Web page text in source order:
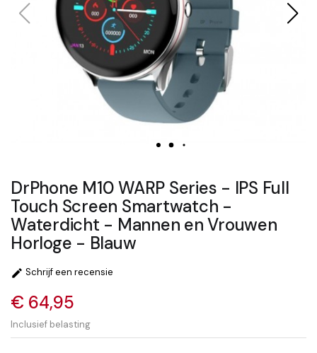
DrPhone M10 WARP Series - IPS Full
Touch Screen Smartwatch -
Waterdicht - Mannen en Vrouwen
Horloge - Blauw
 Schrijf een recensie
€ 64,95
Inclusief belasting